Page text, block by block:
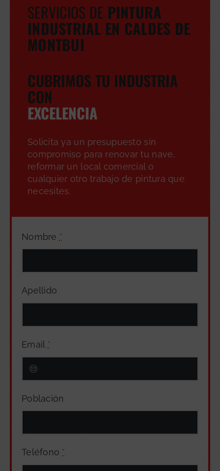
Nombre *
Apellido
Email *
Población
Teléfono *
SERVICIOS DE PINTURA
INDUSTRIAL EN CALDES DE
MONTBUI
CUBRIMOS TU INDUSTRIA
CON
EXCELENCIA
Solicita ya un presupuesto sin
compromiso para renovar tu nave,
reformar un local comercial o
cualquier otro trabajo de pintura que
necesites.